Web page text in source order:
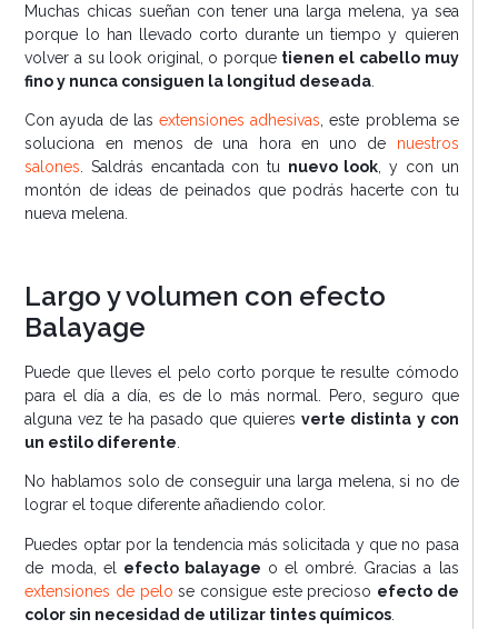
Muchas chicas sueñan con tener una larga melena, ya sea
porque lo han llevado corto durante un tiempo y quieren
volver a su look original, o porque tienen el cabello muy
fino y nunca consiguen la longitud deseada
Con ayuda de lasextensiones adhesivas, este problema se
soluciona en menos de una hora en uno de nuestros
salones. Saldrás encantada con tu nuevo look, y con un
montón de ideas de peinados que podrás hacerte con tu
nueva melena.
Largo y volumen con efecto
Balayage
Puede que lleves el pelo corto porque te resulte cómodo
para el día a día, es de lo más normal. Pero, seguro que
alguna vez te ha pasado que quieresverte distinta y con
un estilo diferente
No hablamos solo de conseguir una larga melena, si no de
lograr el toque diferente añadiendo color.
Puedes optar por la tendencia más solicitada y que no pasa
de moda, el efecto balayage o el ombré. Gracias a las
extensiones de pelo se consigue este precioso efecto de
color sin necesidad de utilizar tintes químicos